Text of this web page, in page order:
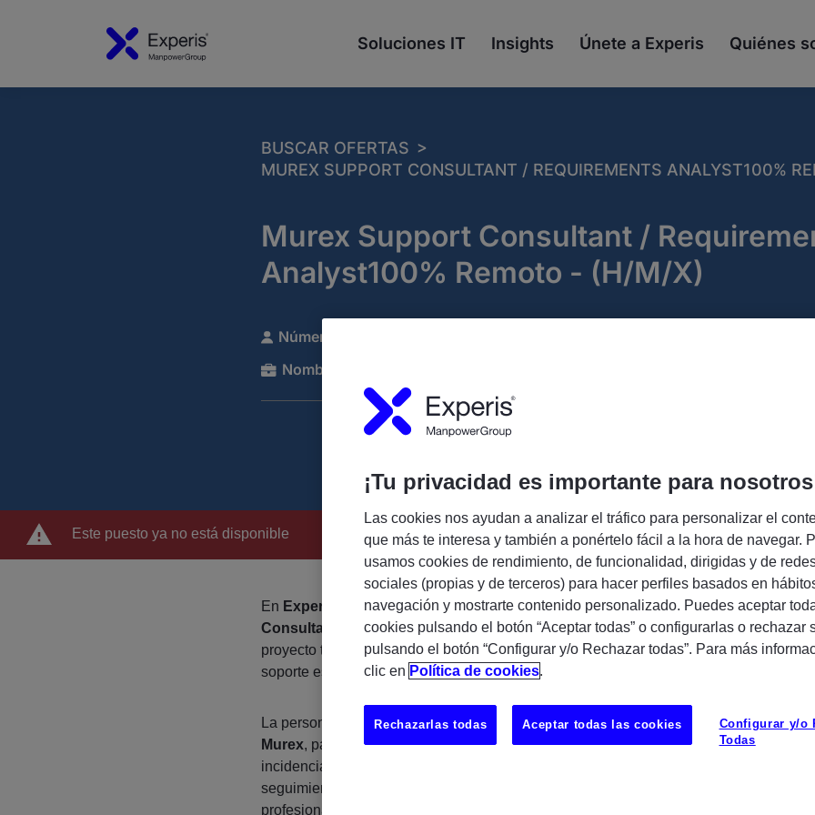
Soluciones IT Insights Únete a Experis Quiénes
BUSCAR OFERTAS >
MUREX SUPPORT CONSULTANT / REQUIREMENTS ANALYST100%
Murex Support Consultant /
Analyst100% Remoto - (H/M/X)
Número de referencia:
Nombre de la compañía:
Este puesto ya no está disponible
En Experis , buscamos incorporar un/aMurex Support
Consultant / Requirements Analystpara participar en un
proyecto tecnológico vinculado a arquitecturas de integración y
soporte especializado en entornos Murex.
La persona seleccionada dará soporte funcional y técnico sobre
Murex, participando en el análisis de requisitos, resolución de
incidencias, coordinación con equipos técnicos y negocio, y
seguimiento de necesidades del proyecto en un entorno
profesional y especializado.
¡Tu privacidad es importante para
Las cookies nos ayudan a analizar el tráfico para personalizar el
que más te interesa y también a ponértelo fácil a la hora de navegar.
usamos cookies de rendimiento, de funcionalidad, dirigidas y de
sociales (propias y de terceros) para hacer perfiles basados en
navegación y mostrarte contenido personalizado. Puedes aceptar
cookies pulsando el botón “Aceptar todas” o configurarlas o rechazar
pulsando el botón “Configurar y/o Rechazar todas”. Para más
clic en Política de cookies.
Configurar y/o
Todas
Rechazarlas todas Aceptar todas las cookies